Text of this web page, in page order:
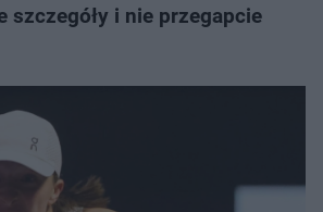
szczegóły i nie przegapcie